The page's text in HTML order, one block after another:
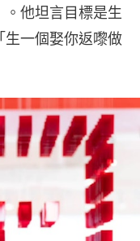
他坦言目標是生
生一個娶你返嚟做